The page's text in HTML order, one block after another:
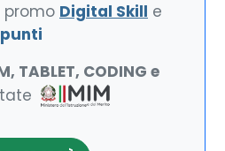
Digital Skill e
TABLET, CODING e